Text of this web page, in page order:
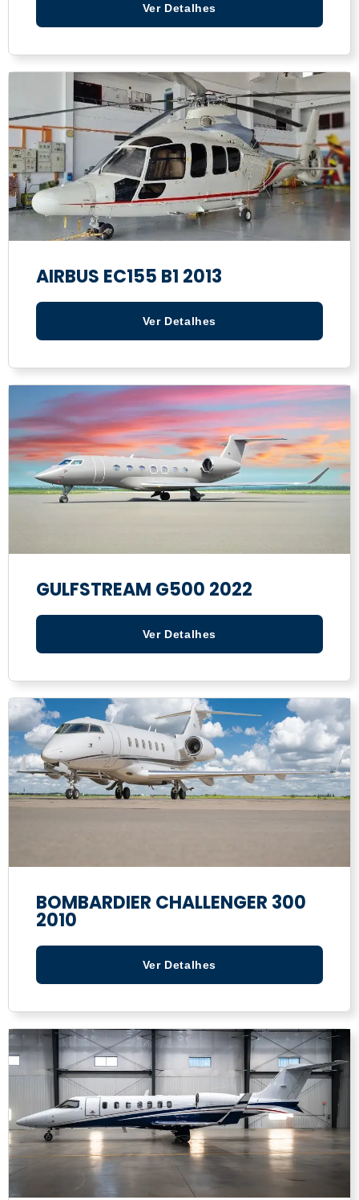
Ver Detalhes
AIRBUS EC155 B1 2013
Ver Detalhes
GULFSTREAM G500 2022
Ver Detalhes
BOMBARDIER CHALLENGER 300
2010
Ver Detalhes